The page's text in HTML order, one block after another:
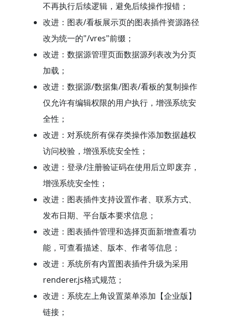
不再执行后续逻辑，避免后续操作报错；
改进：图表/看板展示页的图表插件资源路径
改为统一的"/vres"前缀；
改进：数据源管理页面数据源列表改为分页
加载；
改进：数据源/数据集/图表/看板的复制操作
仅允许有编辑权限的用户执行，增强系统安
全性；
改进：对系统所有保存类操作添加数据越权
访问校验，增强系统安全性；
改进：登录/注册验证码在使用后立即废弃，
增强系统安全性；
改进：图表插件支持设置作者、联系方式、
发布日期、平台版本要求信息；
改进：图表插件管理和选择页面新增查看功
能，可查看描述、版本、作者等信息；
改进：系统所有内置图表插件升级为采用
renderer.js格式规范；
改进：系统左上角设置菜单添加【企业版】
链接；